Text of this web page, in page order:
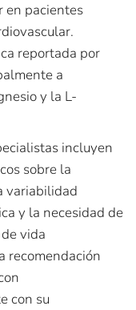
en pacientes
reportada por
a
y la L-
incluyen
sobre la
variabilidad
y la necesidad de
vida
recomendación
con su